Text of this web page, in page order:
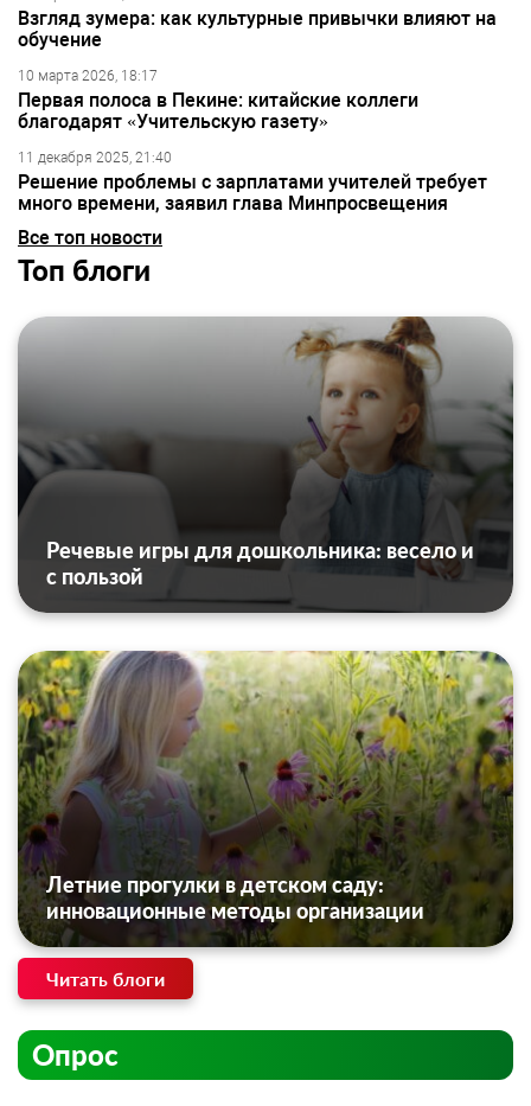
Взгляд зумера: как культурные привычки влияют на
обучение
10 марта 2026, 18:17
Первая полоса в Пекине: китайские коллеги
благодарят «Учительскую газету»
11 декабря 2025, 21:40
Решение проблемы с зарплатами учителей требует
много времени, заявил глава Минпросвещения
Все топ новости
Топ блоги
Речевые игры для дошкольника: весело и
с пользой
Летние прогулки в детском саду:
инновационные методы организации
Читать блоги
Опрос